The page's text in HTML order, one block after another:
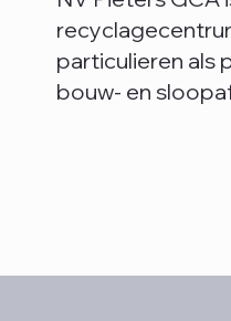
particulieren als
bouw- en